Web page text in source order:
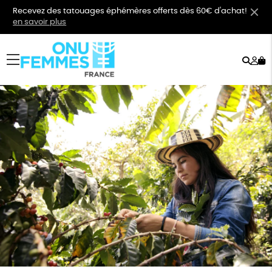
Recevez des tatouages éphémères offerts dès 60€ d'achat!
en savoir plus
menu